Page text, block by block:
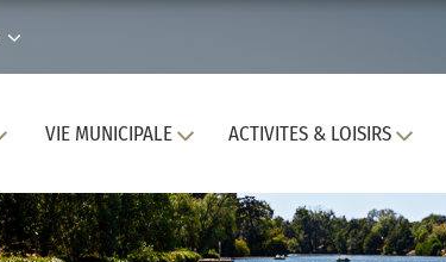
VIE MUNICIPALE ACTIVITES & LOISIRS